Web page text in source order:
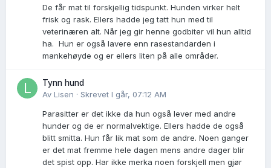
De får mat til forskjellig tidspunkt. Hunden virker helt
frisk og rask. Ellers hadde jeg tatt hun med til
veterinæren alt. Når jeg gir henne godbiter vil hun alltid
ha. Hun er også lavere enn rasestandarden i
mankehøyde og er ellers liten på alle områder.
Tynn hund
Av Lisen · Skrevet I går, 07:12 AM
Parasitter er det ikke da hun også lever med andre
hunder og de er normalvektige. Ellers hadde de også
blitt smitta. Hun får lik mat som de andre. Noen ganger
er det mat fremme hele dagen mens andre dager blir
det spist opp. Har ikke merka noen forskjell men gjør